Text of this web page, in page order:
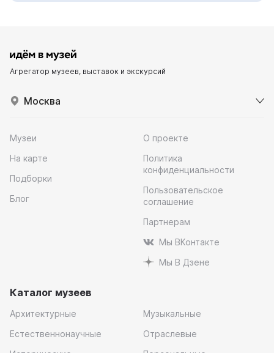
Агрегатор музеев, выставок и экскурсий
Москва
Музеи
На карте
Подборки
Блог
О проекте
Политика
конфиденциальности
Пользовательское
соглашение
Партнерам
Мы ВКонтакте
Мы В Дзене
Каталог музеев
Архитектурные
Естественнонаучные
Музыкальные
Отраслевые